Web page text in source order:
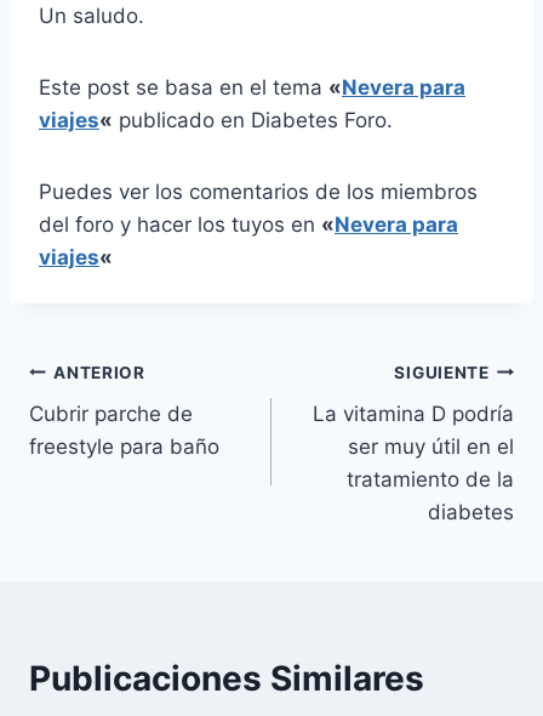
Un saludo.
Este post se basa en el tema «Nevera para
viajes« publicado en Diabetes Foro.
Puedes ver los comentarios de los miembros
del foro y hacer los tuyos en «Nevera para
viajes«
Navegación
de
ANTERIOR
Cubrir parche de
freestyle para baño
SIGUIENTE
La vitamina D podría
ser muy útil en el
tratamiento de la
diabetes
Publicaciones Similares